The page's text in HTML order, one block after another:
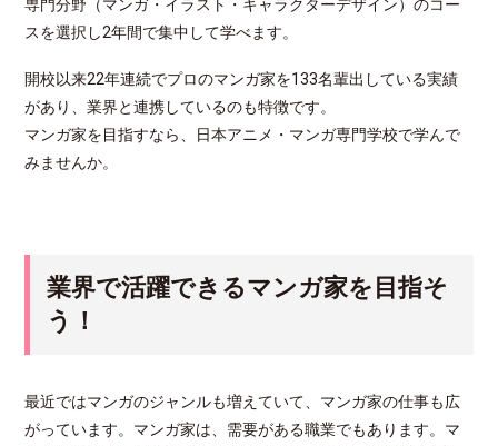
専門分野（マンガ・イラスト・キャラクターデザイン）のコー
スを選択し2年間で集中して学べます。
開校以来22年連続でプロのマンガ家を133名輩出している実績
があり、業界と連携しているのも特徴です。
マンガ家を目指すなら、日本アニメ・マンガ専門学校で学んで
みませんか。
業界で活躍できるマンガ家を目指そ
う！
最近ではマンガのジャンルも増えていて、マンガ家の仕事も広
がっています。マンガ家は、需要がある職業でもあります。マ